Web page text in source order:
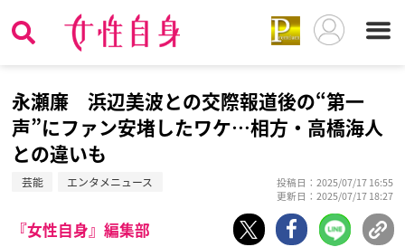
永瀬廉 浜辺美波との交際報道後の“第一
声”にファン安堵したワケ…相方・高橋海人
との違いも
芸能 エンタメニュース
投稿日：2025/07/17 16:55
更新日：2025/07/17 18:27
『女性自身』編集部